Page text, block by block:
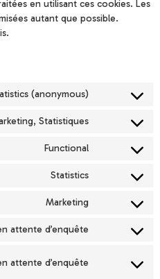
en utilisant ces cookies. Les
autant que possible.
(anonymous)
Statistiques
Functional
Statistics
Marketing
attente d’enquête
attente d’enquête